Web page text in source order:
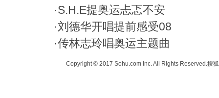
·S.H.E提奥运忐忑不安
·刘德华开唱提前感受08
·传林志玲唱奥运主题曲
Copyright © 2017 Sohu.com Inc. All Rights Reserved.搜